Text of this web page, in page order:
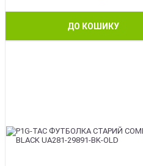
ДО КОШИКУ